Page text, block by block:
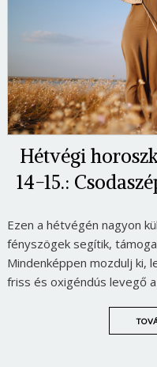
Hétvégi
14-15.:
Ezen a hétvégén nagyon
fényszögek segítik,
Mindenképpen mozdulj ki,
friss és oxigéndús levegő